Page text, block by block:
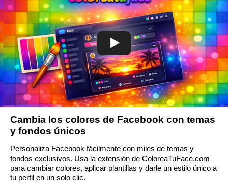
Cambia los colores de Facebook con temas
y fondos únicos
Personaliza Facebook fácilmente con miles de temas y
fondos exclusivos. Usa la extensión de ColoreaTuFace.com
para cambiar colores, aplicar plantillas y darle un estilo único a
tu perfil en un solo clic.